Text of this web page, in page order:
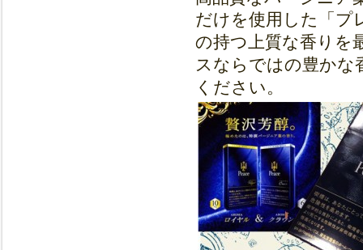
だけを使用した「プ
の持つ上質な香りを
スならではの豊かな
ください。